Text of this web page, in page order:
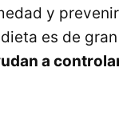
y
es de
a